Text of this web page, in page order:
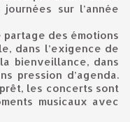
sur l’année
des émotions
dans l’exigence de
bienveillance, dans
pression d’agenda.
les concerts sont
musicaux avec